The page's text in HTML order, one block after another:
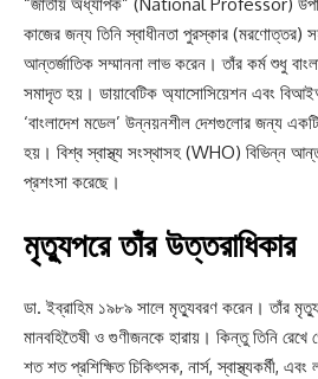
কাজের জন্য তিনি স্বাধীনতা পুরস্কার (মরণোত্তর)
আন্তর্জাতিক সম্মাননা লাভ করেন। তাঁর কর্ম শুধু
সমাদৃত হয়। ডায়াবেটিক অ্যাসোসিয়েশন এবং
‘বাংলাদেশ মডেল’ উন্নয়নশীল দেশগুলোর জন্য
হয়। বিশ্ব স্বাস্থ্য সংস্থাসহ (WHO) বিভিন্ন
প্রশংসা করেছে।
মৃত্যুপরে তাঁর উত্তরাধিকার
ডা. ইব্রাহিম ১৯৮৯ সালে মৃত্যুবরণ করেন। তাঁর
মানবহিতৈষী ও গুণীজনকে হারায়। কিন্তু তিনি রেখে
শত শত প্রশিক্ষিত চিকিৎসক, নার্স, স্বাস্থ্যকর্মী,